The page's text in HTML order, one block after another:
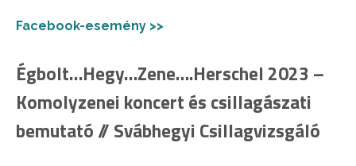
Facebook-esemény >>
Égbolt…Hegy…Zene….Herschel 2023 –
Komolyzenei koncert és csillagászati
bemutató // Svábhegyi Csillagvizsgáló